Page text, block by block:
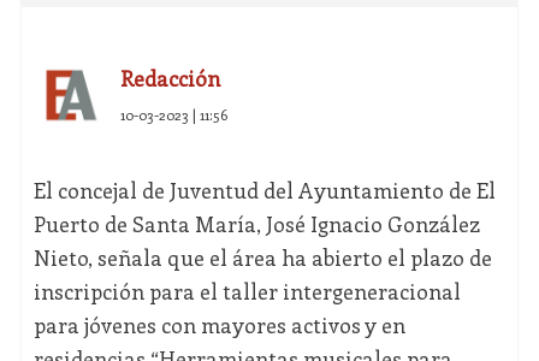
Redacción
10-03-2023 | 11:56
El concejal de Juventud del Ayuntamiento de El
Puerto de Santa María, José Ignacio González
Nieto, señala que el área ha abierto el plazo de
inscripción para el taller intergeneracional
para jóvenes con mayores activos y en